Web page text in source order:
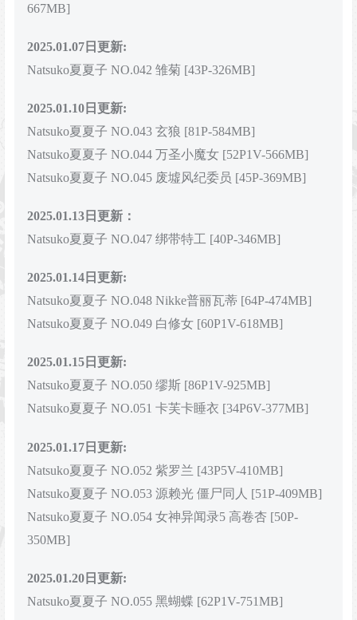
667MB]
2025.01.07日更新:
Natsuko夏夏子 NO.042 雏菊 [43P-326MB]
2025.01.10日更新:
Natsuko夏夏子 NO.043 玄狼 [81P-584MB]
Natsuko夏夏子 NO.044 万圣小魔女 [52P1V-566MB]
Natsuko夏夏子 NO.045 废墟风纪委员 [45P-369MB]
2025.01.13日更新：
Natsuko夏夏子 NO.047 绑带特工 [40P-346MB]
2025.01.14日更新:
Natsuko夏夏子 NO.048 Nikke普丽瓦蒂 [64P-474MB]
Natsuko夏夏子 NO.049 白修女 [60P1V-618MB]
2025.01.15日更新:
Natsuko夏夏子 NO.050 缪斯 [86P1V-925MB]
Natsuko夏夏子 NO.051 卡芙卡睡衣 [34P6V-377MB]
2025.01.17日更新:
Natsuko夏夏子 NO.052 紫罗兰 [43P5V-410MB]
Natsuko夏夏子 NO.053 源赖光 僵尸同人 [51P-409MB]
Natsuko夏夏子 NO.054 女神异闻录5 高卷杏 [50P-
350MB]
2025.01.20日更新:
Natsuko夏夏子 NO.055 黑蝴蝶 [62P1V-751MB]